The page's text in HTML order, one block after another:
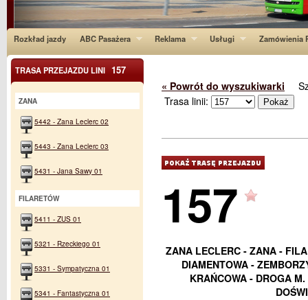
Rozkład jazdy ABC Pasażera Reklama Usługi Zamówienia
« Powrót do wyszukiwarki
Trasa linii:
157
ZANA LECLERC - ZANA -
DIAMENTOWA -
KRAŃCOWA - DROGA
TRASA PRZEJAZDU LINI 157
ZANA
5442 - Zana Leclerc 02
5443 - Zana Leclerc 03
5431 - Jana Sawy 01
FILARETÓW
5411 - ZUS 01
5321 - Rzeckiego 01
5331 - Sympatyczna 01
5341 - Fantastyczna 01